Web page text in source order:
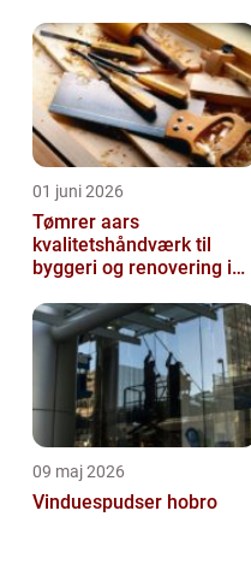
01 juni 2026
Tømrer aars
kvalitetshåndværk til
byggeri og renovering i
09 maj 2026
Vinduespudser hobro